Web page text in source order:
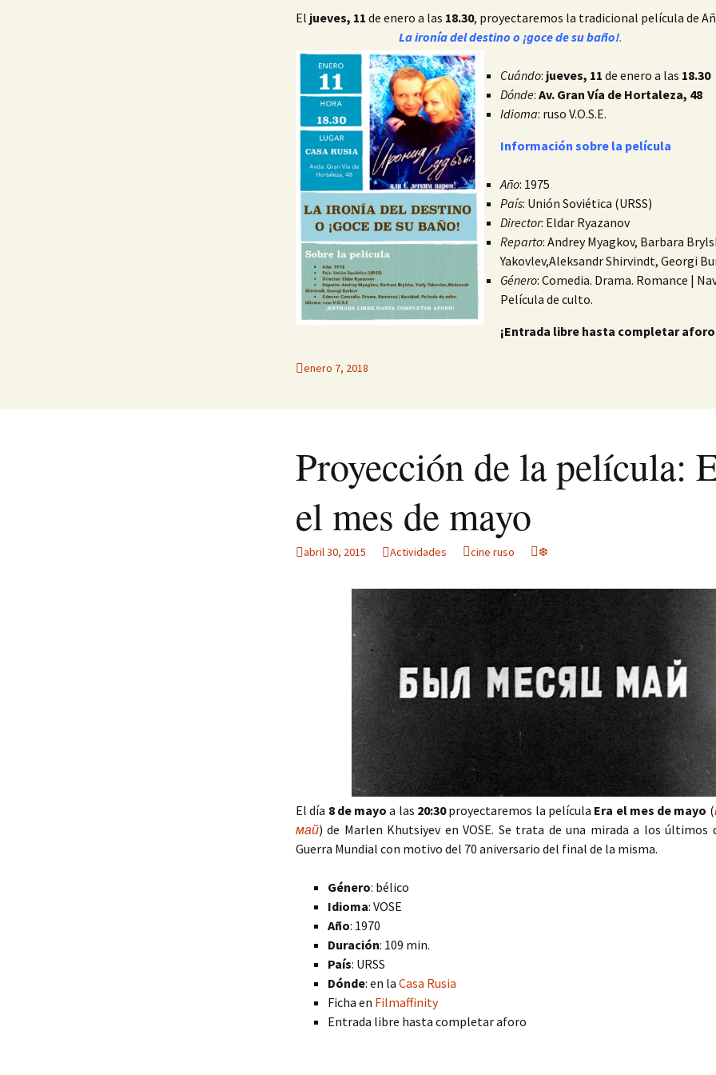
Canto y guitarra
Fisioterapia
Danza-teatro
Español para
rusoparlantes
Curso: CULTURA RUSA
IX-XVII
Lectura de literatura rusa
en VO
ПОГОВОРИМ ПО-
РУССКИ?
Curso: VIAJE EN
TRANSIBERIANO
Clases particulares
El jueves, 11 de enero a las 18.30, proyectaremos la tradicional película de
La ironía del destino o ¡goce de su baño!.
Cuándo: jueves, 11 de enero a las 18.30
Dónde: Av. Gran Vía de Hortaleza, 48
Idioma: ruso V.O.S.E.
Información sobre la película
Año: 1975
País: Unión Soviética (URSS)
Director: Eldar Ryazanov
Reparto: Andrey Myagkov, Barbara
Yakovlev,Aleksandr Shirvindt, Georgi
Género: Comedia. Drama. Romance |
Película de culto.
¡Entrada libre hasta completar
enero 7, 2018
Proyección de la película:
el mes de mayo
abril 30, 2015 Actividades cine ruso ❆
El día 8 de mayo a las 20:30proyectaremos la película Era el mes de mayo (
май) de Marlen Khutsiyev en VOSE. Se trata de una mirada a los últimos
Guerra Mundial con motivo del 70 aniversario del final de la misma.
Género: bélico
Idioma: VOSE
Año: 1970
Duración: 109 min.
País: URSS
Dónde: en la Casa Rusia
Ficha en Filmaffinity
Entrada libre hasta completar aforo